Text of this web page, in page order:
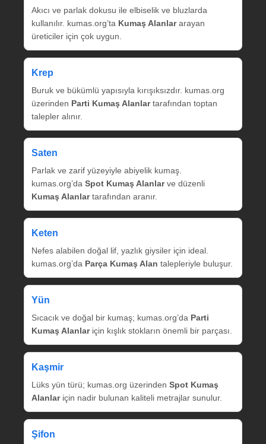
Akıcı ve parlak dokusu ile elbiselik ve bluzlarda
kullanılır. kumas.org’ta Kumaş Alanlararayan
üreticiler için çok uygun.
Krep
Buruk ve bükümlü yapısıyla kırışıksızdır. kumas.org
üzerinden Parti Kumaş Alanlartarafından toptan
talepler alınır.
Saten
Parlak ve zarif yüzeyiyle abiyelik kumaş.
kumas.org’da Spot Kumaş Alanlarve düzenli
Kumaş Alanlartarafından aranır.
Keten
Nefes alabilen doğal lif, yazlık giysiler için ideal.
kumas.org’da Parça Kumaş Alan talepleriyle buluşur.
Yün
Sıcacık ve doğal bir kumaş; kumas.org’da Parti
Kumaş Alanlariçin kışlık stokların önemli bir parçası.
Kaşmir
Lüks yün türü; kumas.org üzerinden Spot Kumaş
Alanlariçin nadir bulunan kaliteli metrajlar sunulur.
Şifon